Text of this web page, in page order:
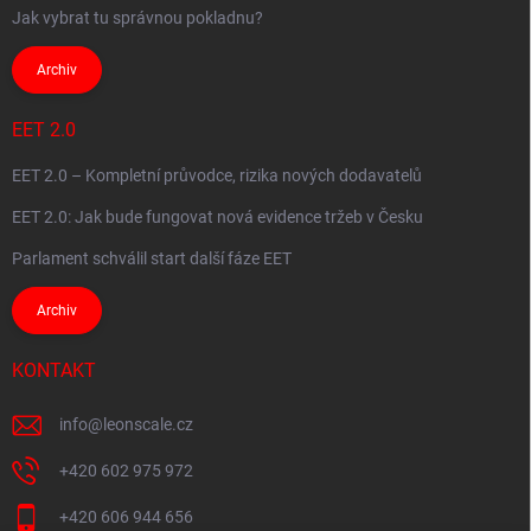
Jak vybrat tu správnou pokladnu?
Archiv
EET 2.0
EET 2.0 – Kompletní průvodce, rizika nových dodavatelů
EET 2.0: Jak bude fungovat nová evidence tržeb v Česku
Parlament schválil start další fáze EET
Archiv
KONTAKT
info@ leonscale.cz
+420 602 975 972
+420 606 944 656